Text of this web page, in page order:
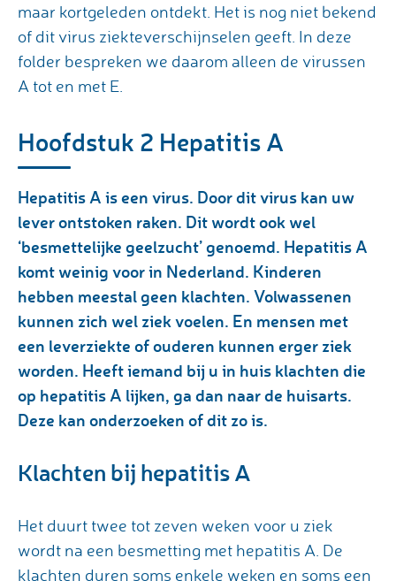
maar kortgeleden ontdekt. Het is nog niet bekend
of dit virus ziekteverschijnselen geeft. In deze
folder bespreken we daarom alleen de virussen
A tot en met E.
Hoofdstuk 2 Hepatitis A
Hepatitis A is een virus. Door dit virus kan uw
lever ontstoken raken. Dit wordt ook wel
‘besmettelijke geelzucht’ genoemd. Hepatitis A
komt weinig voor in Nederland. Kinderen
hebben meestal geen klachten. Volwassenen
kunnen zich wel ziek voelen. En mensen met
een leverziekte of ouderen kunnen erger ziek
worden. Heeft iemand bij u in huis klachten die
op hepatitis A lijken, ga dan naar de huisarts.
Deze kan onderzoeken of dit zo is.
Klachten bij hepatitis A
Het duurt twee tot zeven weken voor u ziek
wordt na een besmetting met hepatitis A. De
klachten duren soms enkele weken en soms een